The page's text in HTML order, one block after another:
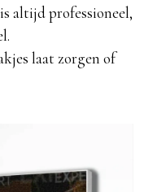
altijd professioneel,
laat zorgen of